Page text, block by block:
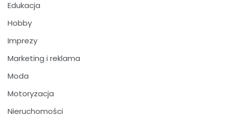
Edukacja
Hobby
Imprezy
Marketing i reklama
Moda
Motoryzacja
Nieruchomości